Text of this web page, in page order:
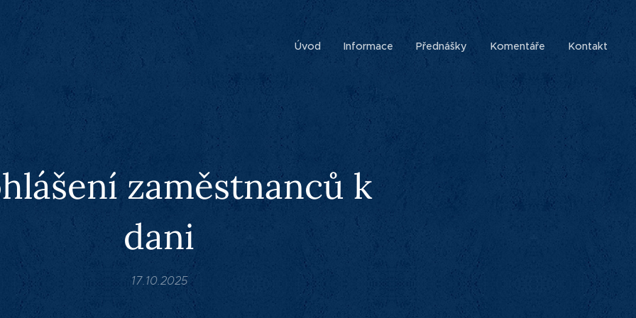
Úvod Informace Přednášky Komentáře Kontakt
zaměstnanců k
dani
17.10.2025